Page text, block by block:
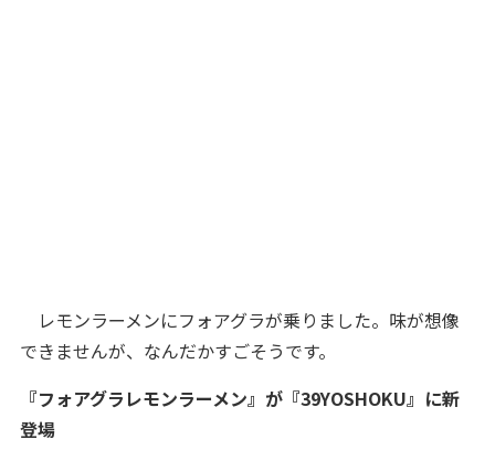
レモンラーメンにフォアグラが乗りました。味が想像
できませんが、なんだかすごそうです。
『フォアグラレモンラーメン』が『39YOSHOKU』に新
登場